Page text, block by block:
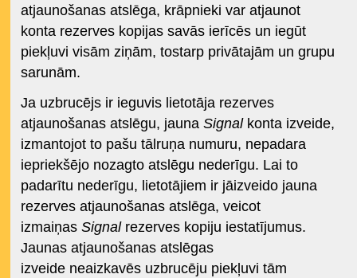
atjaunošanas atslēga, krāpnieki var atjaunot
konta rezerves kopijas savās ierīcēs un iegūt
piekļuvi visām ziņām, tostarp privātajām un grupu
sarunām.
Ja uzbrucējs ir ieguvis lietotāja rezerves
atjaunošanas atslēgu, jauna Signalkonta izveide,
izmantojot to pašu tālruņa numuru, nepadara
iepriekšējo nozagto atslēgu nederīgu. Lai to
padarītu nederīgu, lietotājiem ir jāizveido jauna
rezerves atjaunošanas atslēga, veicot
izmaiņas Signalrezerves kopiju iestatījumus.
Jaunas atjaunošanas atslēgas
izveide neaizkavēs uzbrucēju piekļuvi tām